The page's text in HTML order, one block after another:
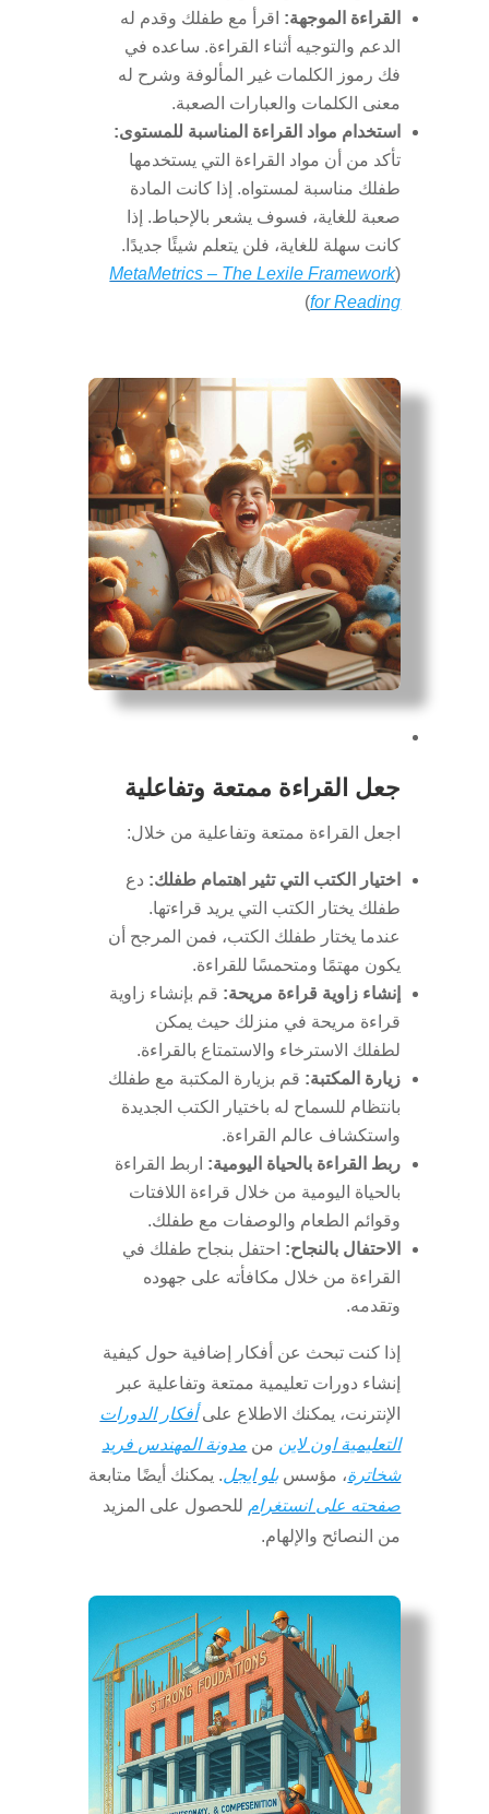
القراءة الموجهة: اقرأ مع طفلك وقدم له
الدعم والتوجيه أثناء القراءة. ساعده في
فك رموز الكلمات غير المألوفة وشرح له
معنى الكلمات والعبارات الصعبة.
استخدام مواد القراءة المناسبة للمستوى:
تأكد من أن مواد القراءة التي يستخدمها
طفلك مناسبة لمستواه. إذا كانت المادة
صعبة للغاية، فسوف يشعر بالإحباط. إذا
كانت سهلة للغاية، فلن يتعلم شيئًا جديدًا.
(
MetaMetrics – The Lexile Framework
for Reading
)
جعل القراءة ممتعة وتفاعلية
اجعل القراءة ممتعة وتفاعلية من خلال:
اختيار الكتب التي تثير اهتمام طفلك: دع
طفلك يختار الكتب التي يريد قراءتها.
عندما يختار طفلك الكتب، فمن المرجح أن
يكون مهتمًا ومتحمسًا للقراءة.
إنشاء زاوية قراءة مريحة: قم بإنشاء زاوية
قراءة مريحة في منزلك حيث يمكن
لطفلك الاسترخاء والاستمتاع بالقراءة.
زيارة المكتبة: قم بزيارة المكتبة مع طفلك
بانتظام للسماح له باختيار الكتب الجديدة
واستكشاف عالم القراءة.
ربط القراءة بالحياة اليومية: اربط القراءة
بالحياة اليومية من خلال قراءة اللافتات
وقوائم الطعام والوصفات مع طفلك.
الاحتفال بالنجاح: احتفل بنجاح طفلك في
القراءة من خلال مكافأته على جهوده
وتقدمه.
إذا كنت تبحث عن أفكار إضافية حول كيفية
إنشاء دورات تعليمية ممتعة وتفاعلية عبر
الإنترنت، يمكنك الاطلاع علىأفكار الدورات
التعليمية اون لاين من مدونة المهندس فريد
شخاترة، مؤسس بلو ايجل. يمكنك أيضًا متابعة
صفحته على انستغرام للحصول على المزيد
من النصائح والإلهام.